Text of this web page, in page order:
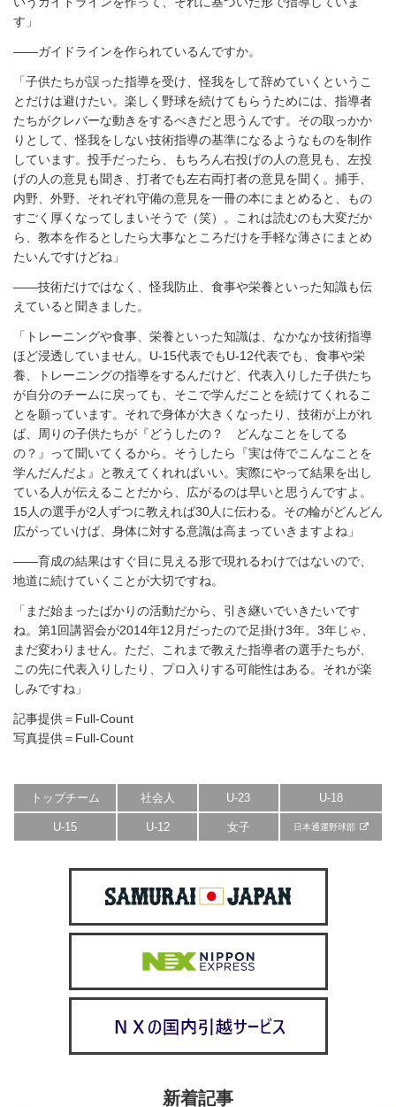
す」
――ガイドラインを作られているんですか。
「子供たちが誤った指導を受け、怪我をして辞めていくというこ
とだけは避けたい。楽しく野球を続けてもらうためには、指導者
たちがクレバーな動きをするべきだと思うんです。その取っかか
りとして、怪我をしない技術指導の基準になるようなものを制作
しています。投手だったら、もちろん右投げの人の意見も、左投
げの人の意見も聞き、打者でも左右両打者の意見を聞く。捕手、
内野、外野、それぞれ守備の意見を一冊の本にまとめると、もの
すごく厚くなってしまいそうで（笑）。これは読むのも大変だか
ら、教本を作るとしたら大事なところだけを手軽な薄さにまとめ
たいんですけどね」
――技術だけではなく、怪我防止、食事や栄養といった知識も伝
えていると聞きました。
「トレーニングや食事、栄養といった知識は、なかなか技術指導
ほど浸透していません。U-15代表でもU-12代表でも、食事や栄
養、トレーニングの指導をするんだけど、代表入りした子供たち
が自分のチームに戻っても、そこで学んだことを続けてくれるこ
とを願っています。それで身体が大きくなったり、技術が上がれ
ば、周りの子供たちが『どうしたの？ どんなことをしてる
の？』って聞いてくるから。そうしたら『実は侍でこんなことを
学んだんだよ』と教えてくれればいい。実際にやって結果を出し
ている人が伝えることだから、広がるのは早いと思うんですよ。
15人の選手が2人ずつに教えれば30人に伝わる。その輪がどんどん
広がっていけば、身体に対する意識は高まっていきますよね」
――育成の結果はすぐ目に見える形で現れるわけではないので、
地道に続けていくことが大切ですね。
「まだ始まったばかりの活動だから、引き継いでいきたいです
ね。第1回講習会が2014年12月だったので足掛け3年。3年じゃ、
まだ変わりません。ただ、これまで教えた指導者の選手たちが、
この先に代表入りしたり、プロ入りする可能性はある。それが楽
しみですね」
記事提供＝Full-Count
写真提供＝Full-Count
トップチーム 社会人 U-23 U-18
U-15 U-12 女子 日本通運野球部
新着記事